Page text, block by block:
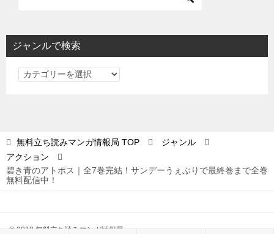
ジャンルで検索
ジ
検
索
無料立ち読みマンガ情報局 TOP
ジャンル
アクション
碧き青のアトポス｜全7巻完結！サンデーうぇぶりで最終巻まで全巻
無料配信中！
© 2018 無料立ち読みマンガ情報局